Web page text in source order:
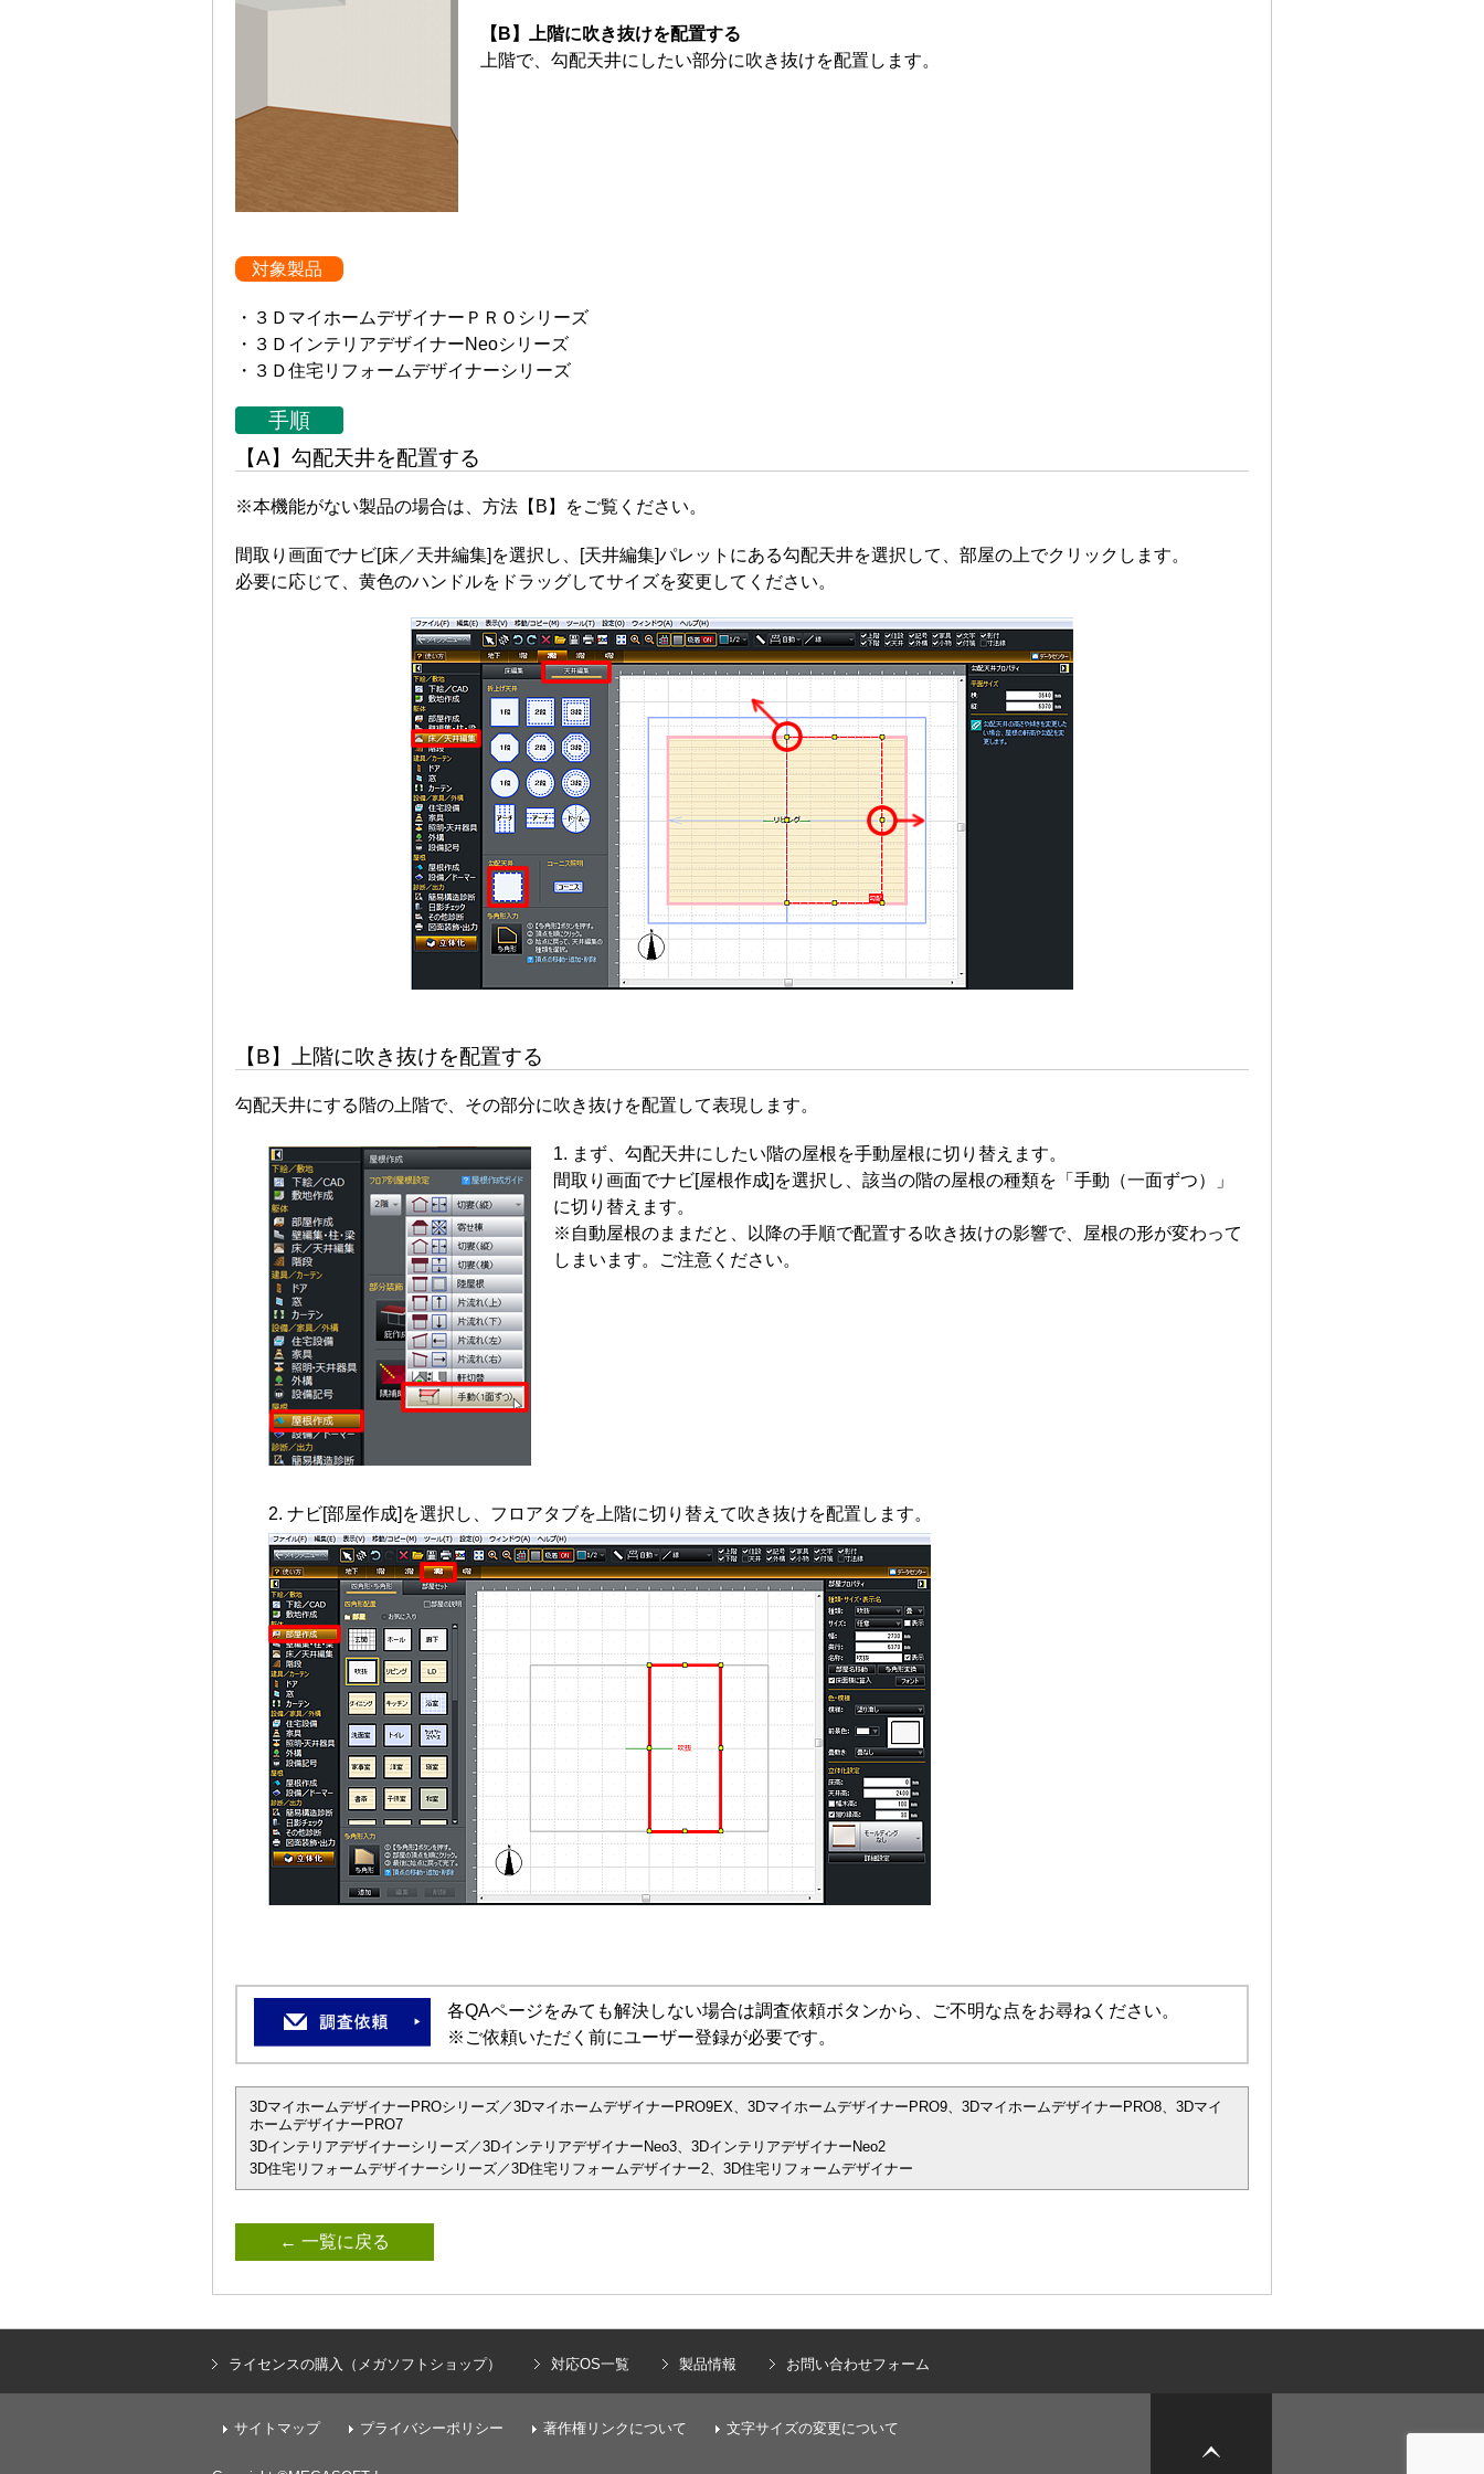
【B】上階に吹き抜けを配置する
上階で、勾配天井にしたい部分に吹き抜けを配置します。
対象製品
・３ＤマイホームデザイナーＰＲＯシリーズ
・３ＤインテリアデザイナーNeoシリーズ
・３Ｄ住宅リフォームデザイナーシリーズ
手順
【A】勾配天井を配置する
※本機能がない製品の場合は、方法【B】をご覧ください。
間取り画面でナビ[床／天井編集]を選択し、[天井編集]パレットにある勾配天井を選択して、部屋の上でクリックします。
必要に応じて、黄色のハンドルをドラッグしてサイズを変更してください。
【B】上階に吹き抜けを配置する
勾配天井にする階の上階で、その部分に吹き抜けを配置して表現します。
まず、勾配天井にしたい階の屋根を手動屋根に切り替えます。
間取り画面でナビ[屋根作成]を選択し、該当の階の屋根の種類を「手動（一面ずつ）」
に切り替えます。
※自動屋根のままだと、以降の手順で配置する吹き抜けの影響で、屋根の形が変わって
しまいます。ご注意ください。
ナビ[部屋作成]を選択し、フロアタブを上階に切り替えて吹き抜けを配置します。
各QAページをみても解決しない場合は調査依頼ボタンから、ご不明な点をお尋ねください。
※ご依頼いただく前にユーザー登録が必要です。
3DマイホームデザイナーPROシリーズ／3DマイホームデザイナーPRO9EX、3DマイホームデザイナーPRO9、3DマイホームデザイナーPRO8、3Dマイ
ホームデザイナーPRO7
3Dインテリアデザイナーシリーズ／3DインテリアデザイナーNeo3、3DインテリアデザイナーNeo2
3D住宅リフォームデザイナーシリーズ／3D住宅リフォームデザイナー2、3D住宅リフォームデザイナー
← 一覧に戻る
ライセンスの購入（メガソフトショップ） 対応OS一覧 製品情報 お問い合わせフォーム
サイトマップ プライバシーポリシー 著作権リンクについて 文字サイズの変更について